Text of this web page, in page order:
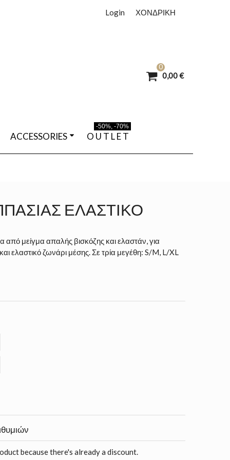
ΧΟΝΔΡΙΚΗ
Login
0
0,00 €
ACCESSORIES O U T L E T
-50%, -70%
ΕΛΑΣΤΙΚΌ
μείγμα απαλής βισκόζης και ελαστάν, για
ελαστικό ζωνάρι μέσης. Σε τρία μεγέθη: S/M, L/XL
because there's already a discount.